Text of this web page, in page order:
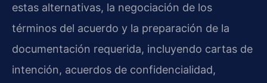
estas alternativas, la negociación de los
términos del acuerdo y la preparación de la
documentación requerida, incluyendo cartas de
intención, acuerdos de confidencialidad,